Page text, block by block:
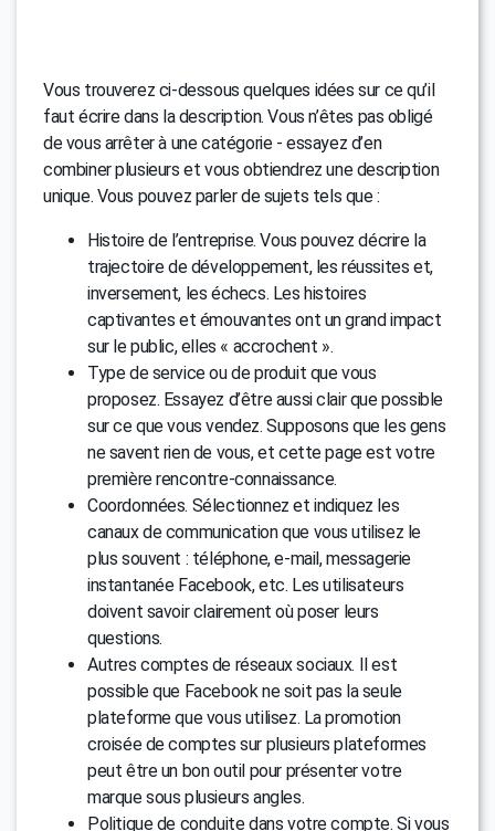
Vous trouverez ci-dessous quelques idées sur ce qu’il
faut écrire dans la description. Vous n’êtes pas obligé
de vous arrêter à une catégorie - essayez d’en
combiner plusieurs et vous obtiendrez une description
unique. Vous pouvez parler de sujets tels que :
Histoire de l’entreprise. Vous pouvez décrire la
trajectoire de développement, les réussites et,
inversement, les échecs. Les histoires
captivantes et émouvantes ont un grand impact
sur le public, elles « accrochent ».
Type de service ou de produit que vous
proposez. Essayez d’être aussi clair que possible
sur ce que vous vendez. Supposons que les gens
ne savent rien de vous, et cette page est votre
première rencontre-connaissance.
Coordonnées. Sélectionnez et indiquez les
canaux de communication que vous utilisez le
plus souvent : téléphone, e-mail, messagerie
instantanée Facebook, etc. Les utilisateurs
doivent savoir clairement où poser leurs
questions.
Autres comptes de réseaux sociaux. Il est
possible que Facebook ne soit pas la seule
plateforme que vous utilisez. La promotion
croisée de comptes sur plusieurs plateformes
peut être un bon outil pour présenter votre
marque sous plusieurs angles.
Politique de conduite dans votre compte. Si vous